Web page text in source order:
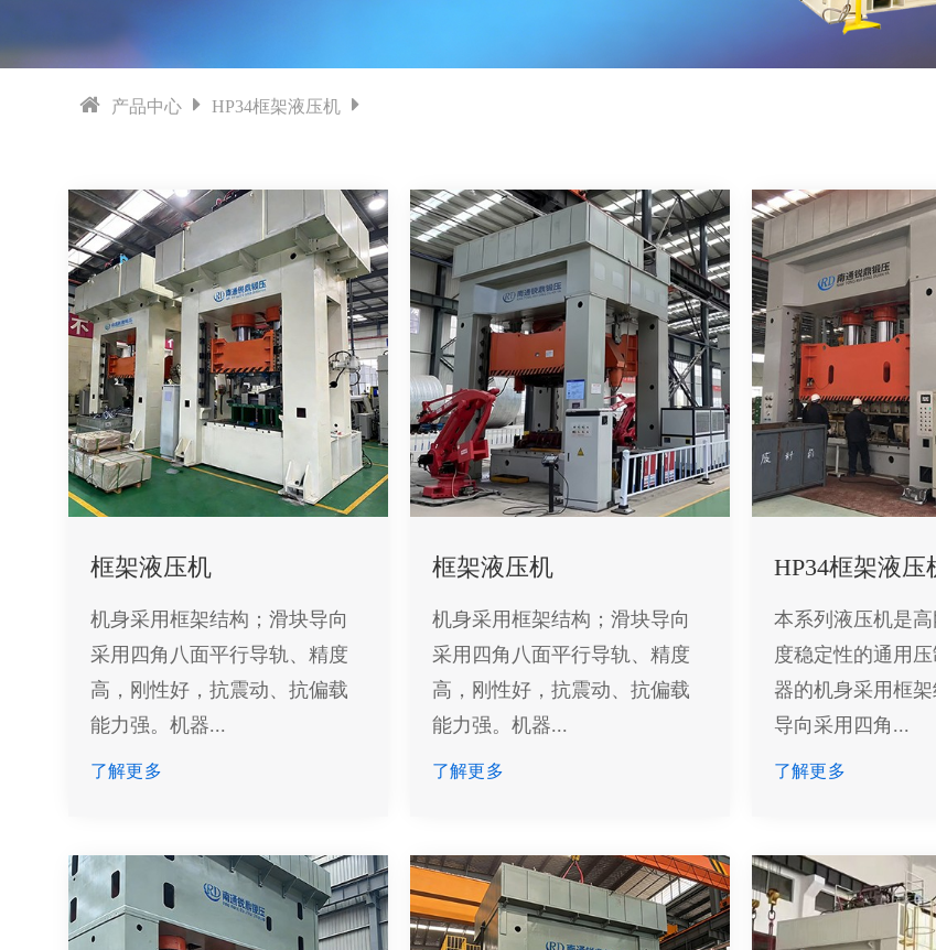
产品中心 HP34框架液压机
框架液压机
机身采用框架结构；滑块导向
采用四角八面平行导轨、精度
高，刚性好，抗震动、抗偏载
能力强。机器...
了解更多
框架液压机
机身采用框架结构；滑块导向
采用四角八面平行导轨、精度
高，刚性好，抗震动、抗偏载
能力强。机器...
了解更多
HP34框架液压
本系列液压机是
度稳定性的通用
器的机身采用框
导向采用四角...
了解更多